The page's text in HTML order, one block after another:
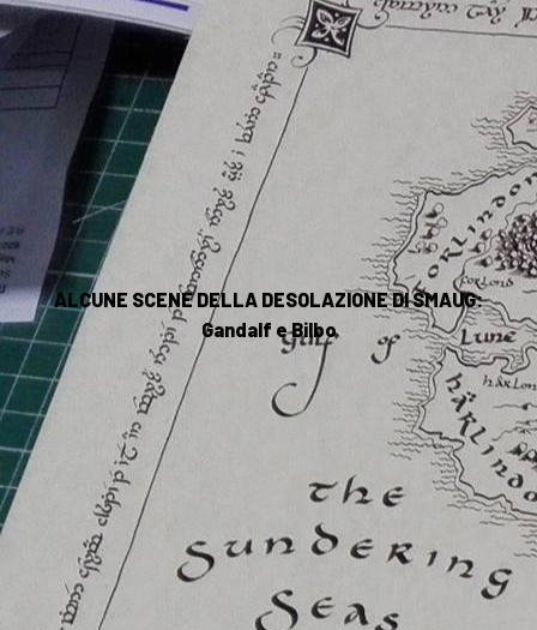
ALCUNE SCENE DELLA DESOLAZIONE DI SMAUG:
Gandalf e Bilbo